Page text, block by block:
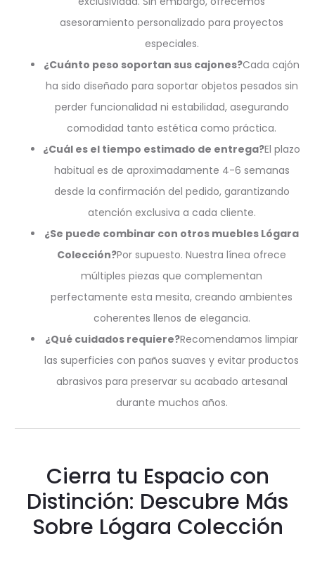
asesoramiento personalizado para proyectos
especiales.
¿Cuánto peso soportan sus cajones?Cada cajón
ha sido diseñado para soportar objetos pesados sin
perder funcionalidad ni estabilidad, asegurando
comodidad tanto estética como práctica.
¿Cuál es el tiempo estimado de entrega?El plazo
habitual es de aproximadamente 4-6 semanas
desde la confirmación del pedido, garantizando
atención exclusiva a cada cliente.
¿Se puede combinar con otros muebles Lógara
Colección?Por supuesto. Nuestra línea ofrece
múltiples piezas que complementan
perfectamente esta mesita, creando ambientes
coherentes llenos de elegancia.
¿Qué cuidados requiere?Recomendamos limpiar
las superficies con paños suaves y evitar productos
abrasivos para preservar su acabado artesanal
durante muchos años.
Cierra tu Espacio con
Distinción: Descubre Más
Sobre Lógara Colección